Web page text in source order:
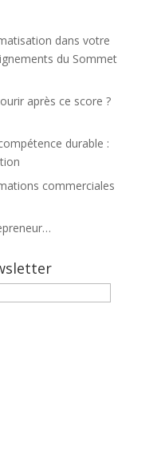
dans votre
du Sommet
après ce score ?
durable :
commerciales